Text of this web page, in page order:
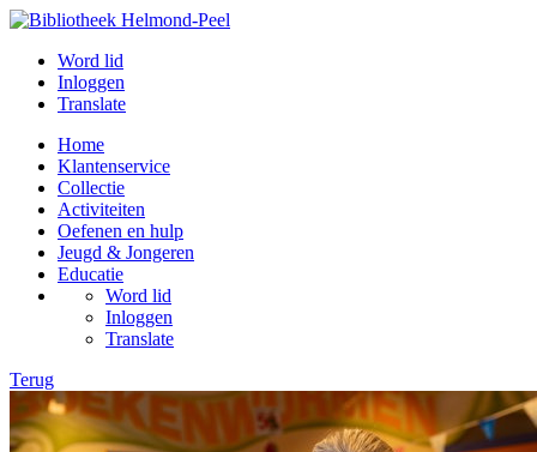
Word lid
Inloggen
Translate
Home
Klantenservice
Collectie
Activiteiten
Oefenen en hulp
Jeugd & Jongeren
Educatie
Word lid
Inloggen
Translate
Terug